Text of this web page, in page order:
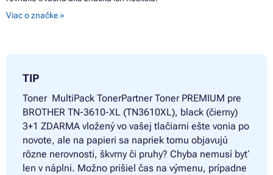
Viac o značke »
TIP
Toner MultiPack TonerPartner Toner PREMIUM pre
BROTHER TN-3610-XL (TN3610XL), black (čierny)
3+1 ZDARMA vložený vo vašej tlačiarni ešte vonia po
novote, ale na papieri sa napriek tomu objavujú
rôzne nerovnosti, škvrny či pruhy? Chyba nemusí byť
len v náplni. Možno prišiel čas na výmenu, prípadne